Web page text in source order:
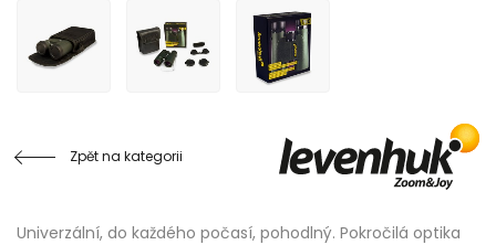
Zpět na kategorii
Univerzální, do každého počasí, pohodlný. Pokročilá optika